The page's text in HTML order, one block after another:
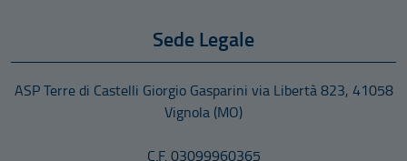
Sede Legale
ASP Terre di Castelli Giorgio Gasparini via Libertà 823, 41058
Vignola (MO)
C.F. 03099960365